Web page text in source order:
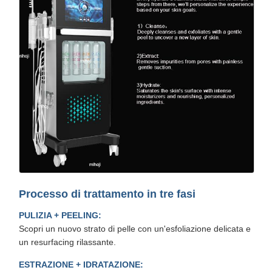
Processo di trattamento in tre fasi
PULIZIA + PEELING:
Scopri un nuovo strato di pelle con un'esfoliazione delicata e
un resurfacing rilassante.
ESTRAZIONE + IDRATAZIONE: